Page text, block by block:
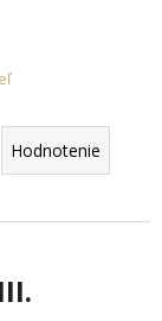
Hodnotenie